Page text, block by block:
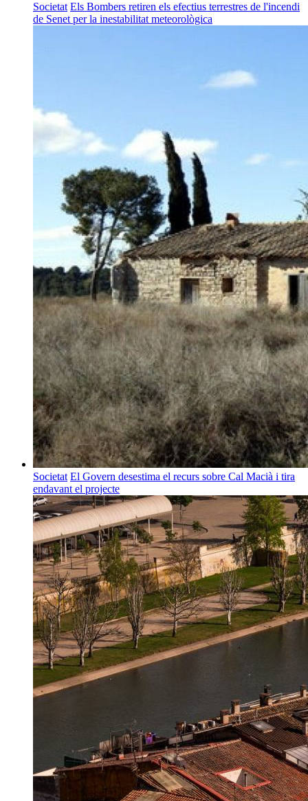
Societat Els Bombers retiren els efectius terrestres de l'incendi
de Senet per la inestabilitat meteorològica
Societat El Govern desestima el recurs sobre Cal Macià i tira
endavant el projecte